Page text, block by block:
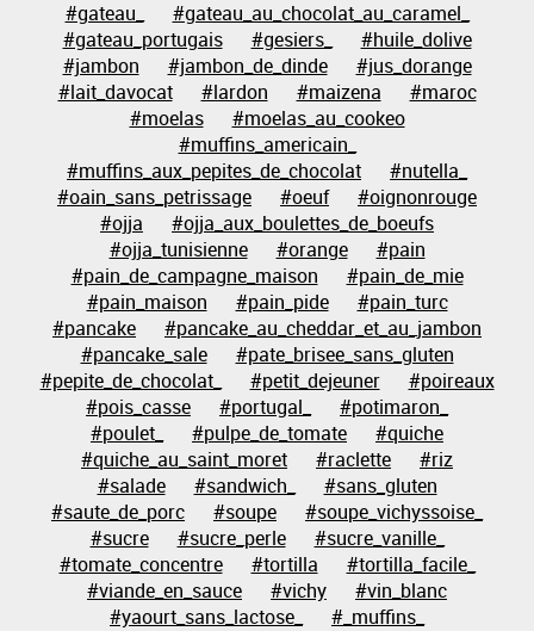
#gateau_
#gateau_au_chocolat_au_caramel_
#gateau_portugais
#gesiers_
#huile_dolive
#jambon
#jambon_de_dinde
#jus_dorange
#lait_davocat
#lardon #maizena
#maroc
#moelas
#moelas_au_cookeo
#muffins_americain_
#muffins_aux_pepites_de_chocolat
#nutella_
#oain_sans_petrissage
#oeuf
#oignonrouge
#ojja
#ojja_aux_boulettes_de_boeufs
#ojja_tunisienne
#orange
#pain
#pain_de_campagne_maison
#pain_de_mie
#pain_maison
#pain_pide
#pain_turc
#pancake
#pancake_au_cheddar_et_au_jambon
#pancake_sale
#pate_brisee_sans_gluten
#pepite_de_chocolat_
#petit_dejeuner
#poireaux
#pois_casse
#portugal_
#potimaron_
#poulet_
#pulpe_de_tomate
#quiche
#quiche_au_saint_moret
#raclette
#riz
#salade
#sandwich_
#sans_gluten
#saute_de_porc
#soupe
#soupe_vichyssoise_
#sucre
#sucre_perle
#sucre_vanille_
#tomate_concentre
#tortilla
#tortilla_facile_
#viande_en_sauce
#vichy
#vin_blanc
#yaourt_sans_lactose_
#_muffins_